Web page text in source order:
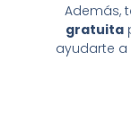
Además,
gratuita
ayudarte a